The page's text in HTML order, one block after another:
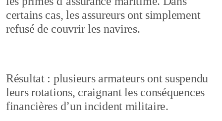
certains cas, les assureurs ont simplement
refusé de couvrir les navires.
Résultat : plusieurs armateurs ont suspendu
leurs rotations, craignant les conséquences
financières d’un incident militaire.